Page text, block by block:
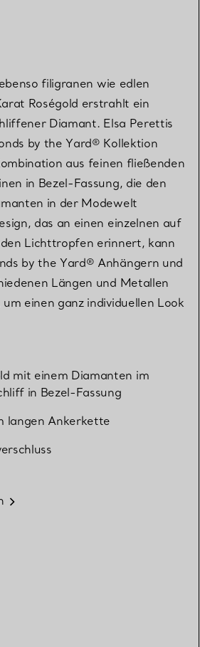
filigranen wie edlen
Roségold erstrahlt ein
Diamant. Elsa Perettis
by the Yard® Kollektion
aus feinen fließenden
in Bezel-Fassung, die den
in der Modewelt
das an einen einzelnen auf
Lichttropfen erinnert, kann
by the Yard® Anhängern und
Längen und Metallen
einen ganz individuellen Look
mit einem Diamanten im
in Bezel-Fassung
langen Ankerkette